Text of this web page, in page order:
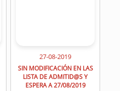
27-08-2019
SIN MODIFICACIÓN EN LAS
LISTA DE ADMITID@S Y
ESPERA A 27/08/2019